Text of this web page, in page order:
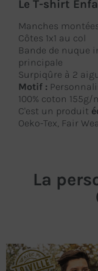
Le T-shirt
Manches
Côtes 1x1 au col
Bande de nuque
principale
Surpiqûre à 2
Motif :
100% coton 155g/
C'est un produit
Oeko-Tex, Fair
La